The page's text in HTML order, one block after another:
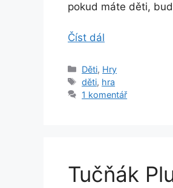
pokud máte děti,
Číst dál
Rubriky
Děti, Hry
Štítky
děti, hra
1 komentář
Tučňák